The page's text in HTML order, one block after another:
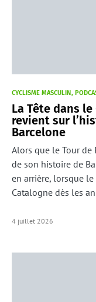
CYCLISME MASCULIN
La Tête dans
revient sur
Barcelone
Alors que le Tour de
de son histoire de
en arrière, lorsque
Catalogne dès les
4 juillet 2026